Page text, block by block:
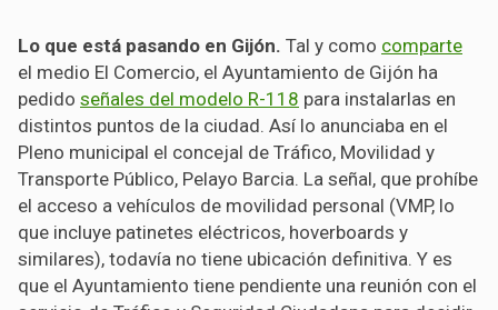
Lo que está pasando en Gijón. Tal y como comparte
el medio El Comercio, el Ayuntamiento de Gijón ha
pedido señales del modelo R-118 para instalarlas en
distintos puntos de la ciudad. Así lo anunciaba en el
Pleno municipal el concejal de Tráfico, Movilidad y
Transporte Público, Pelayo Barcia. La señal, que prohíbe
el acceso a vehículos de movilidad personal (VMP, lo
que incluye patinetes eléctricos, hoverboards y
similares), todavía no tiene ubicación definitiva. Y es
que el Ayuntamiento tiene pendiente una reunión con el